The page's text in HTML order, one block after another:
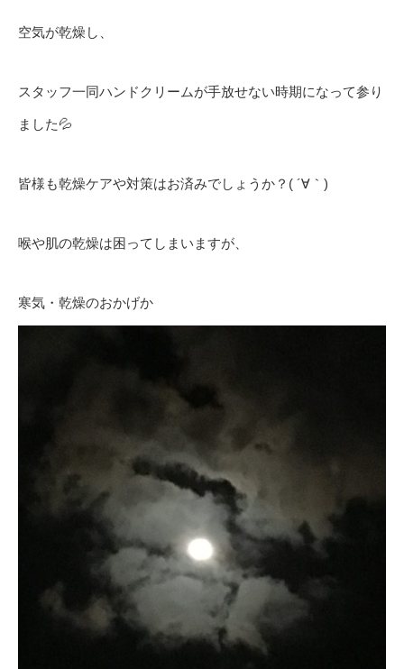
空気が乾燥し、
スタッフ一同ハンドクリームが手放せない時期になって参り
ました💦
皆様も乾燥ケアや対策はお済みでしょうか？( ´∀｀)
喉や肌の乾燥は困ってしまいますが、
寒気・乾燥のおかげか